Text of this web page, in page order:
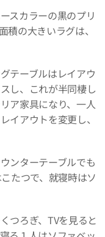
スカラーの黒のプリ
積の大きいラグは、
テーブルはレイアウ
し、これが半同棲し
ア家具になり、一人
イアウトを変更し、
ンターテーブルでも
たつで、就寝時はソ
つろぎ、TVを見ると